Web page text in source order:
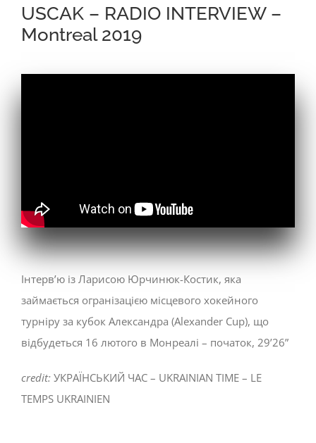
USCAK – RADIO INTERVIEW –
Montreal 2019
Інтерв’ю із Ларисою Юрчинюк-Костик, яка
займається огранізацією місцевого хокейного
турніру за кубок Александра (Alexander Cup), що
відбудеться 16 лютого в Монреалі – початок, 29’26”
credit: УКРAЇНCЬКИЙ ЧAC – UKRAINIAN TIME – LE
TEMPS UKRAINIEN